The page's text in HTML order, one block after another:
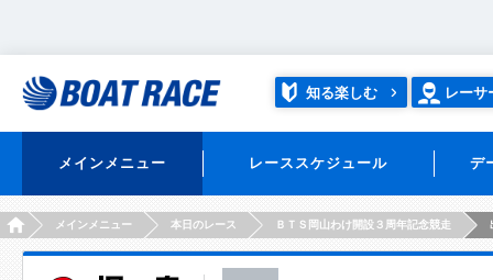
知る楽しむ レーサ
メインメニュー レーススケジュール デ
HOMEメインメニュー 本日のレース ＢＴＳ岡山わけ開設３周年記念競走